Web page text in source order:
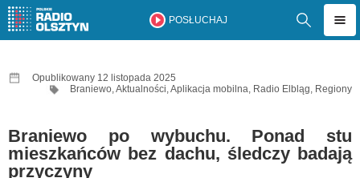
POSŁUCHAJ
Opublikowany 12 listopada 2025
Braniewo,Aktualności,Aplikacja mobilna, Radio Elbląg, Regiony
Braniewo po wybuchu. Ponad stu
mieszkańców bez dachu, śledczy badają
przyczyny